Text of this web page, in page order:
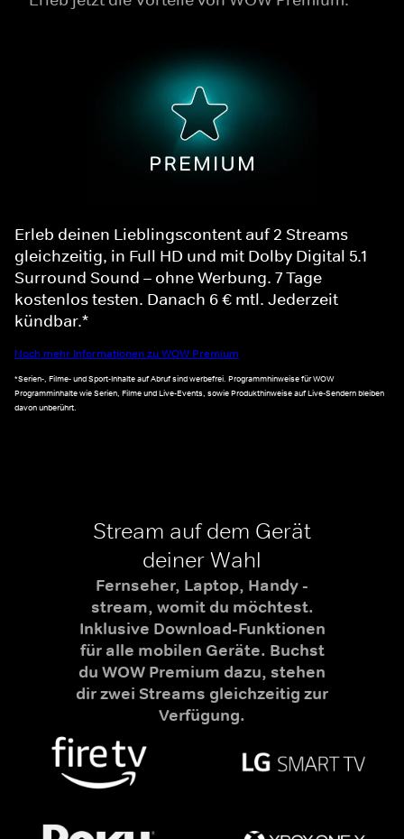
Erleb deinen Lieblingscontent auf 2 Streams
gleichzeitig, in Full HD und mit Dolby Digital 5.1
Surround Sound – ohne Werbung. 7 Tage
kostenlos testen. Danach 6 € mtl. Jederzeit
kündbar.*
Noch mehr Informationen zu WOW Premium
*Serien-, Filme- und Sport-Inhalte auf Abruf sind werbefrei. Programmhinweise für WOW
Programminhalte wie Serien, Filme und Live-Events, sowie Produkthinweise auf Live-Sendern bleiben
davon unberührt.
Stream auf dem Gerät
deiner Wahl
Fernseher, Laptop, Handy -
stream, womit du möchtest.
Inklusive Download-Funktionen
für alle mobilen Geräte. Buchst
du WOW Premium dazu, stehen
dir zwei Streams gleichzeitig zur
Verfügung.